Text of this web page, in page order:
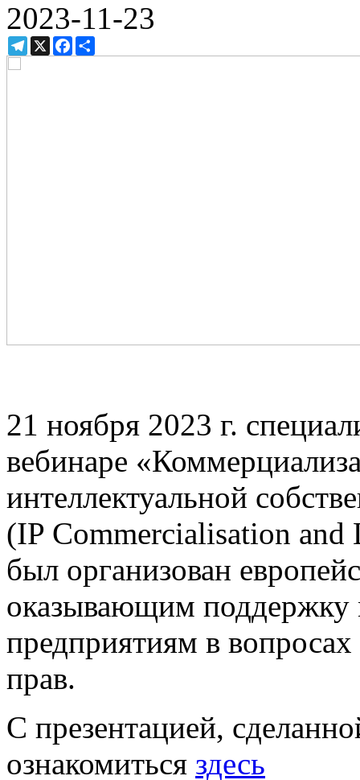
2023-11-23
Telegram
X Facebook
21 ноября 2023 г.
вебинаре
интеллектуальной
(IP Commercialisation
был организован
оказывающим
предприятиям в
прав.
С презентацией,
ознакомиться здесь